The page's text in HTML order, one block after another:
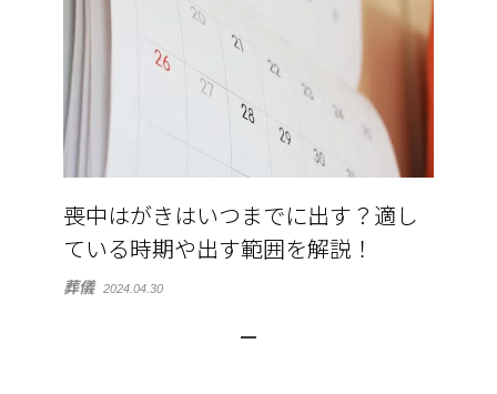
喪中はがきはいつまでに出す？適し
ている時期や出す範囲を解説！
葬儀 2024.04.30